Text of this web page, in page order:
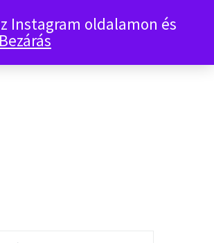
KOSÁR
0
Instagram oldalamon és
Bezárás